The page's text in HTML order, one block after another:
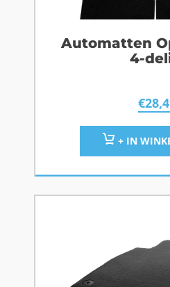
Automatten
4-
€
+ IN